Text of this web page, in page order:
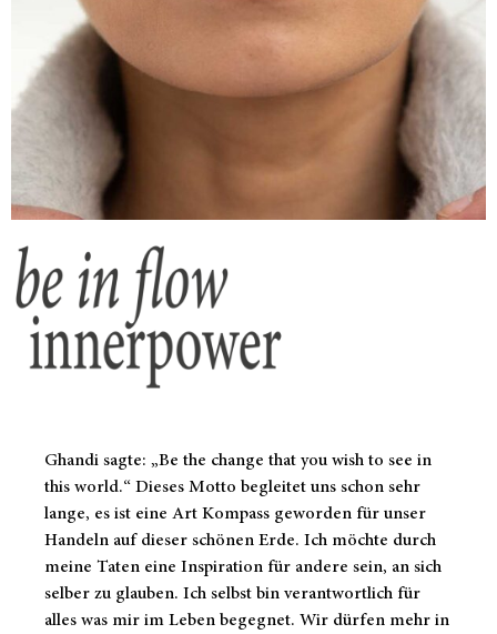
Ghandi sagte: „Be the change that you wish to see in
this world.“ Dieses Motto begleitet uns schon sehr
lange, es ist eine Art Kompass geworden für unser
Handeln auf dieser schönen Erde. Ich möchte durch
meine Taten eine Inspiration für andere sein, an sich
selber zu glauben. Ich selbst bin verantwortlich für
alles was mir im Leben begegnet. Wir dürfen mehr in